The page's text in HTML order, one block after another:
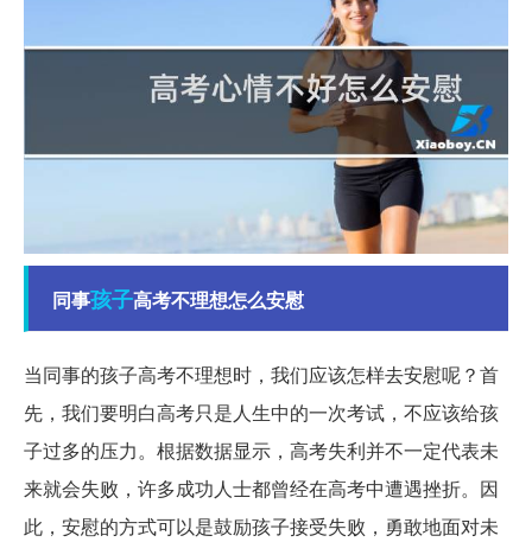
同事孩子高考不理想怎么安慰
当同事的孩子高考不理想时，我们应该怎样去安慰呢？首
先，我们要明白高考只是人生中的一次考试，不应该给孩
子过多的压力。根据数据显示，高考失利并不一定代表未
来就会失败，许多成功人士都曾经在高考中遭遇挫折。因
此，安慰的方式可以是鼓励孩子接受失败，勇敢地面对未